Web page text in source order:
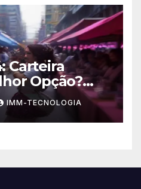
Carteira
Opção?
de Segurança
o Celular na
IMM-TECNOLOGIA